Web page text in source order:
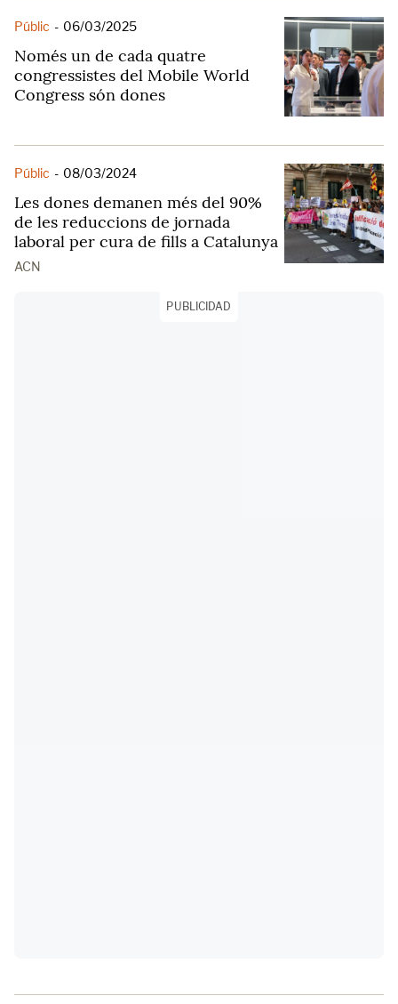
Públic - 06/03/2025
Només un de cada quatre
congressistes del Mobile World
Congress són dones
Públic - 08/03/2024
Les dones demanen més del 90%
de les reduccions de jornada
laboral per cura de fills a Catalunya
ACN
PUBLICIDAD